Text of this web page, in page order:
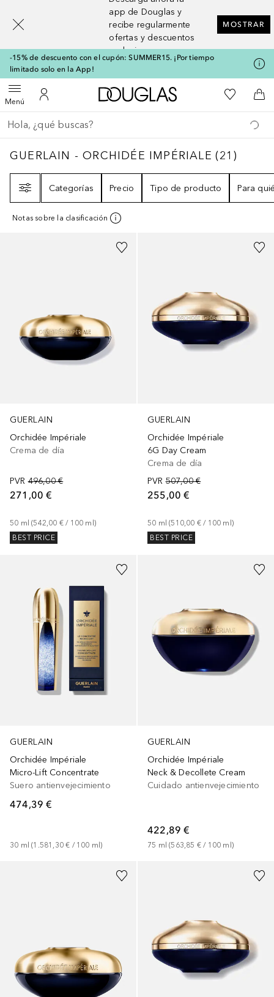
app de Douglas y
recibe regularmente
ofertas y descuentos
exclusivos
MOSTRAR
-15% de descuento con el cupón: SUMMER15. ¡Por tiempo
limitado solo en la App!
MenúAbrir menúMi cuenta
A Douglas HomeMi lista de
A
Regresar
Ejecutar búsqueda
GUERLAIN - ORCHIDÉE IMPÉRIALE21
GUERLAIN - ORCHIDÉE IMPÉRIALE (21 )
Categorías
Precio Tipo de producto Para
Notas sobre la clasificación
GUERLAIN
Orchidée Impériale
Crema de día
PVR 496,00 €
271,00 €
50 ml (542,00 € / 100 ml )
BEST PRICE
GUERLAIN
Orchidée Impériale
6G Day Cream
Crema de día
PVR 507,00 €
255,00 €
50 ml (510,00 € / 100 ml )
BEST PRICE
GUERLAIN
Orchidée Impériale
Micro-Lift Concentrate
Suero antienvejecimiento
474,39 €
30 ml (1.581,30 € / 100 ml)
GUERLAIN
Orchidée Impériale
Neck & Decollete Cream
Cuidado antienvejecimiento
422,89 €
75 ml (563,85 € / 100 ml )
[navigation.slideout.screenreader]